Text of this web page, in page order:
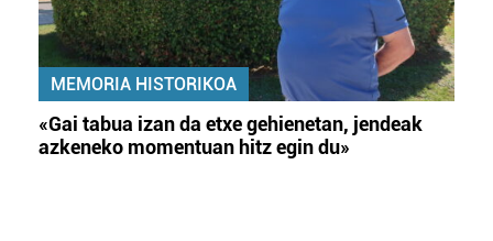
MEMORIA HISTORIKOA
«Gai tabua izan da etxe gehienetan, jendeak
azkeneko momentuan hitz egin du»